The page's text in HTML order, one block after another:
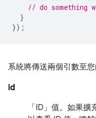
// do something
}
});
系統將傳送兩個引數至
id
「ID」值。如果